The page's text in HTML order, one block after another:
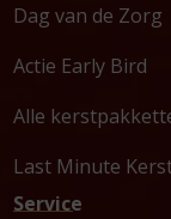
Dag van de Zorg
Actie Early Bird
Alle
Last Minute
Service